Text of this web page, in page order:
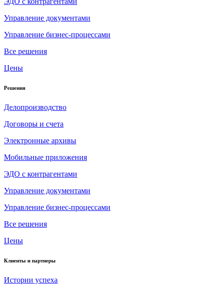
Управление документами
Управление бизнес-процессами
Все решения
Цены
Решения
Делопроизводство
Договоры и счета
Электронные архивы
Мобильные приложения
ЭДО с контрагентами
Управление документами
Управление бизнес-процессами
Все решения
Цены
Клиенты и партнеры
Истории успеха